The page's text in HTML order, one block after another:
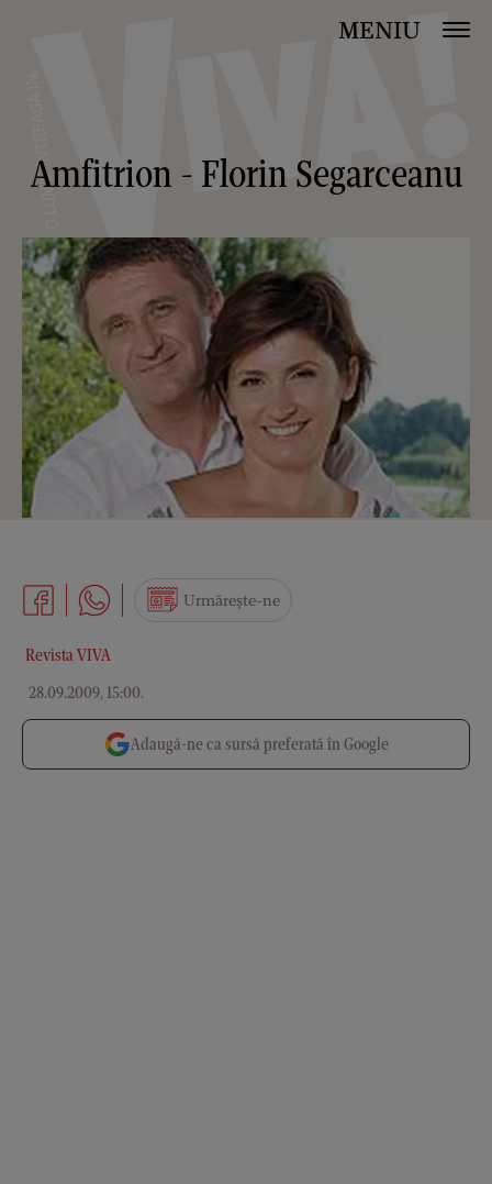
MENIU
Amfitrion - Florin Segarceanu
Revista VIVA
28.09.2009, 15:00.
Urmărește-ne
Adaugă-ne ca sursă preferată în Google